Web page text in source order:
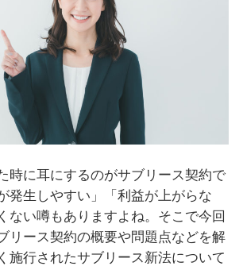
時に耳にするのがサブリース契約で
発生しやすい」「利益が上がらな
ない噂もありますよね。そこで今回
リース契約の概要や問題点などを解
施行されたサブリース新法について